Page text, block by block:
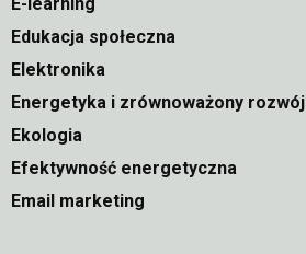
Edukacja społeczna
Elektronika
Energetyka i zrównoważony rozwój
Ekologia
Efektywność energetyczna
Email marketing